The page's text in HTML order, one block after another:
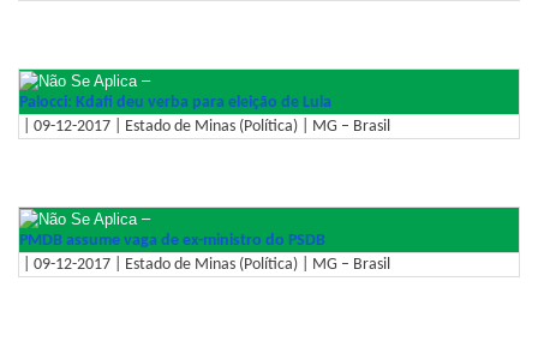
–
Palocci: Kdafi deu verba para eleição de Lula
| 09-12-2017 | Estado de Minas (Política) | MG – Brasil
–
PMDB assume vaga de ex-ministro do PSDB
| 09-12-2017 | Estado de Minas (Política) | MG – Brasil